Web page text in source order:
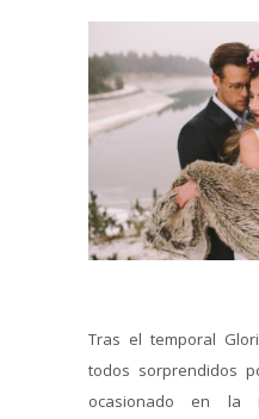
Tras el temporal
todos sorprendidos
ocasionado en la